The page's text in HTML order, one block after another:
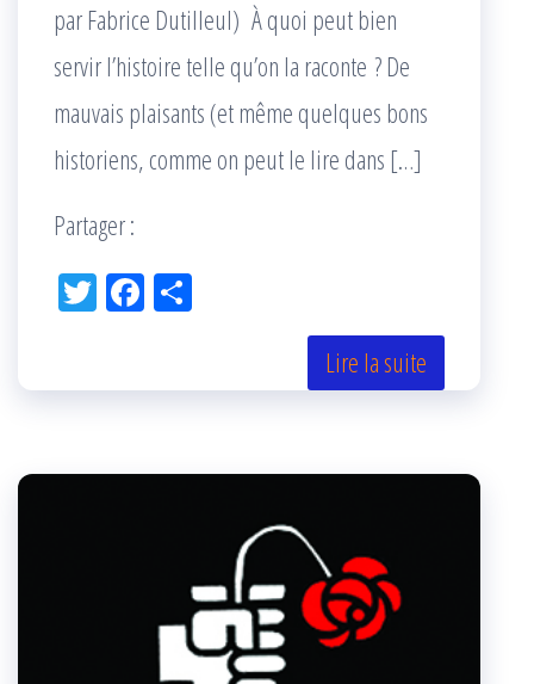
par Fabrice Dutilleul) À quoi peut bien
servir l’histoire telle qu’on la raconte ? De
mauvais plaisants (et même quelques bons
historiens, comme on peut le lire dans […]
Partager :
Tw Fac
k r
Lire la suite